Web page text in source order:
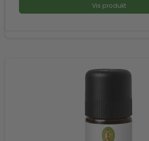
Vis produkt